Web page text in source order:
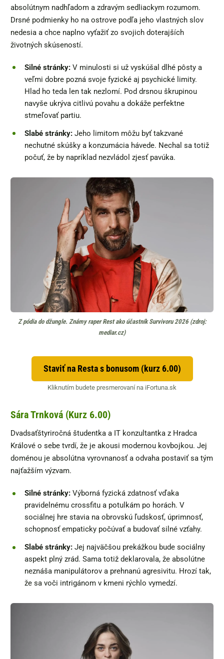
absolútnym nadhľadom a zdravým sedliackym rozumom.
Drsné podmienky ho na ostrove podľa jeho vlastných slov
nedesia a chce naplno vyťažiť zo svojich doterajších
životných skúseností.
Silné stránky: V minulosti si už vyskúšal dlhé pôsty a
veľmi dobre pozná svoje fyzické aj psychické limity.
Hlad ho teda len tak nezlomí. Pod drsnou škrupinou
navyše ukrýva citlivú povahu a dokáže perfektne
stmeľovať partiu.
Slabé stránky: Jeho limitom môžu byť takzvané
nechutné skúšky a konzumácia hávede. Nechal sa totiž
počuť, že by napríklad nezvládol zjesť pavúka.
Z pódia do džungle. Známy raper Rest ako účastník Survivoru 2026 (zdroj:
mediar.cz)
Staviť na Resta s bonusom (kurz 6.00)
Kliknutím budete presmerovaní na iFortuna.sk
Sára Trnková (Kurz 6.00)
Dvadsaťštyriročná študentka a IT konzultantka z Hradca
Králové o sebe tvrdí, že je akousi modernou kovbojkou. Jej
doménou je absolútna vyrovnanosť a odvaha postaviť sa tým
najťažším výzvam.
Silné stránky: Výborná fyzická zdatnosť vďaka
pravidelnému crossfitu a potulkám po horách. V
sociálnej hre stavia na obrovskú ľudskosť, úprimnosť,
schopnosť empaticky počúvať a budovať silné vzťahy.
Slabé stránky: Jej najväčšou prekážkou bude sociálny
aspekt plný zrád. Sama totiž deklarovala, že absolútne
neznáša manipulátorov a prehnanú agresivitu. Hrozí tak,
že sa voči intrigánom v kmeni rýchlo vymedzí.